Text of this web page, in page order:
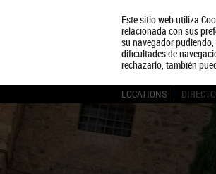
Este sitio web utiliza
relacionada con sus
su navegador
dificultades de
rechazarlo, también
LOCATIONS